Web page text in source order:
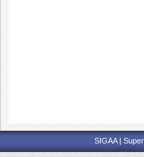
SIGAA |